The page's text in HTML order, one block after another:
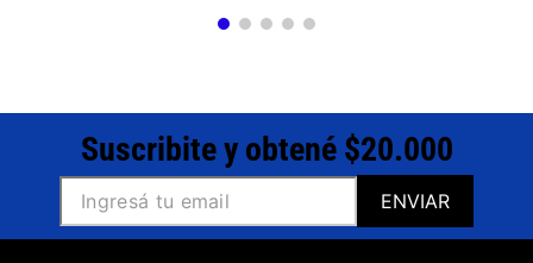
Suscribite y obtené $20.000
ENVIAR